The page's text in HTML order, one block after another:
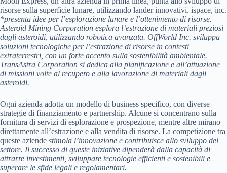
risorse sulla superficie lunare, utilizzando lander innovativi. ispace, inc.
*presenta idee per l’esplorazione lunare e l’ottenimento di risorse.
Asteroid Mining Corporation esplora l’estrazione di materiali preziosi
dagli asteroidi, utilizzando robotica avanzata. OffWorld Inc. sviluppa
soluzioni tecnologiche per l’estrazione di risorse in contesti
extraterrestri, con un forte accento sulla sostenibilità ambientale.
TransAstra Corporation si dedica alla pianificazione e all’attuazione
di missioni volte al recupero e alla lavorazione di materiali dagli
asteroidi.
Ogni azienda adotta un modello di business specifico, con diverse
strategie di finanziamento e partnership. Alcune si concentrano sulla
fornitura di servizi di esplorazione e prospezione, mentre altre mirano
direttamente all’estrazione e alla vendita di risorse. La competizione tra
queste aziende stimola l’innovazione e contribuisce allo sviluppo del
settore. Il successo di queste iniziative dipenderà dalla capacità di
attrarre investimenti, sviluppare tecnologie efficienti e sostenibili e
superare le sfide legali e regolamentari.